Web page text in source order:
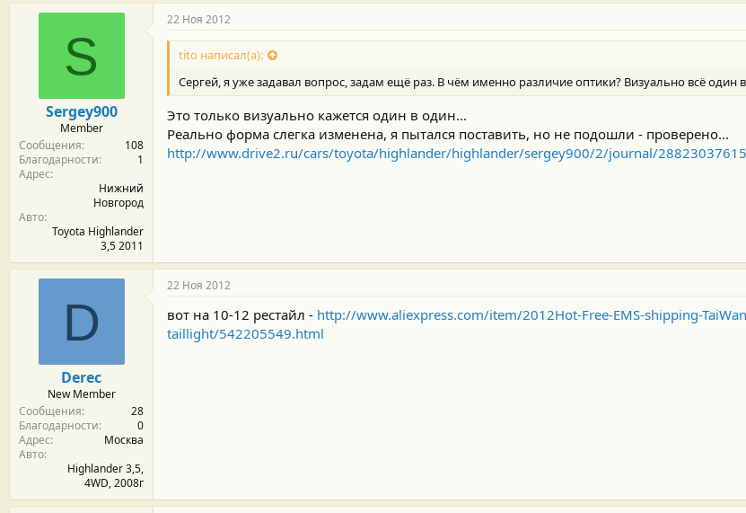
S
Sergey900
Member
Сообщения
108
Благодарности
1
Адрес
Нижний
Новгород
Авто
Toyota Highlander
3,5 2011
22 Ноя 2012
tito написал(а):
Сергей, я уже задавал вопрос, задам ещё раз. В чём именно различие оптики? Визуально всё один
Это только визуально кажется один в один...
Реально форма слегка изменена, я пытался поставить, но не подошли - проверено...
http://www.drive2.ru/cars/toyota/highlander/highlander/sergey900/2/journal/
D
Derec
New Member
Сообщения
28
Благодарности
0
Адрес
Москва
Авто
Highlander 3,5,
4WD, 2008г
22 Ноя 2012
вот на 10-12 рестайл - http://www.aliexpress.com/item/2012Hot-Free-EMS-shipping-
taillight/542205549.html